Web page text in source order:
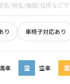
り 車椅子対応あり
車 空 空車 混